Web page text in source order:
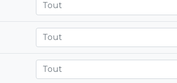
Tout
Tout
Tout